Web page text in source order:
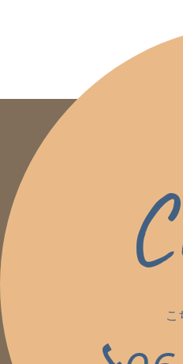
こ